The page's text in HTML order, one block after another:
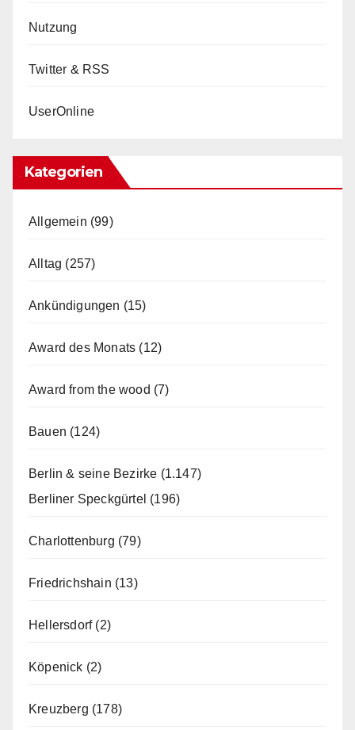
Nutzung
Twitter & RSS
UserOnline
Kategorien
Allgemein (99)
Alltag (257)
Ankündigungen (15)
Award des Monats (12)
Award from the wood (7)
Bauen (124)
Berlin & seine Bezirke (1.147)
Berliner Speckgürtel (196)
Charlottenburg (79)
Friedrichshain (13)
Hellersdorf(2)
Köpenick (2)
Kreuzberg (178)